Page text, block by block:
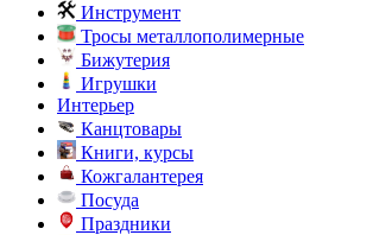
Инструмент
Тросы металлополимерные
Бижутерия
Игрушки
Интерьер
Канцтовары
Книги, курсы
Кожгалантерея
Посуда
Праздники